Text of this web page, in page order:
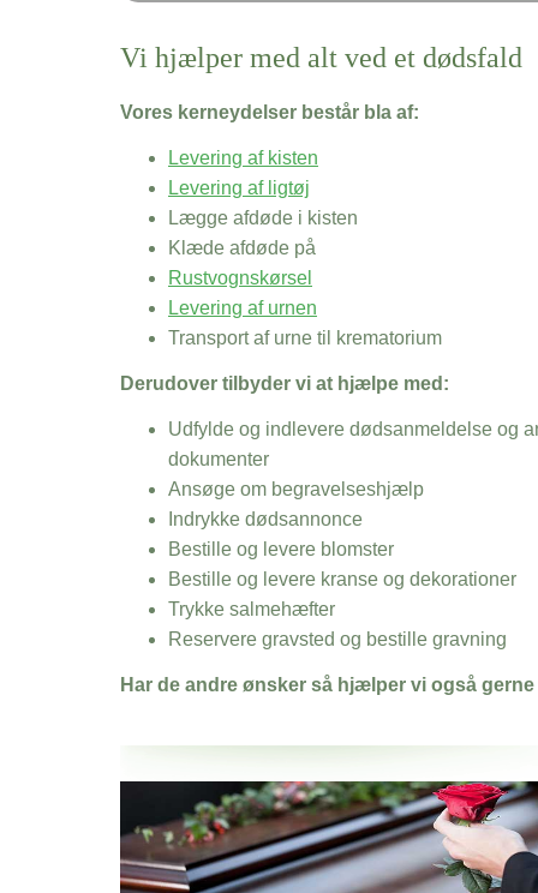
Vi hjælper med alt ved et dødsfald
Vores kerneydelser består bla af:
Levering af kisten
Levering af ligtøj
Lægge afdøde i kisten
Klæde afdøde på
Rustvognskørsel
Levering af urnen
Transport af urne til krematorium
Derudover tilbyder vi at hjælpe med:
Udfylde og indlevere dødsanmeldelse og
dokumenter
Ansøge om begravelseshjælp
Indrykke dødsannonce
Bestille og levere blomster
Bestille og levere kranse og dekorationer
Trykke salmehæfter
Reservere gravsted og bestille gravning
Har de andre ønsker så hjælper vi også gerne
Her hos os får du altid en god afslutning når det gælder
Udkørsel Med Gravpynt Til Tappernøje Kirkegårde
vi hjælper i alle faser af begravelsel